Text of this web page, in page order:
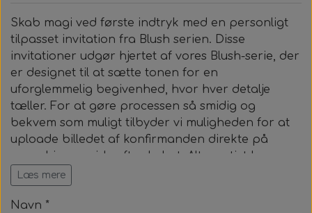
Beige Dream
Stone
Earth
Blush
Skab magi ved første indtryk med en personligt
tilpasset invitation fra Blush serien. Disse
invitationer udgør hjertet af vores Blush-serie, der
er designet til at sætte tonen for en
uforglemmelig begivenhed, hvor hver detalje
tæller. For at gøre processen så smidig og
bekvem som muligt tilbyder vi muligheden for at
uploade billedet af konfirmanden direkte på
vores hjemmeside efter købet. Alternativt kan
billedet sendes til vores mail: info@kreator-
design.dk. På den måde kan du være sikker på,
at invitationerne er fuldstændigt tilpasset dine
Læs mere
Navn *